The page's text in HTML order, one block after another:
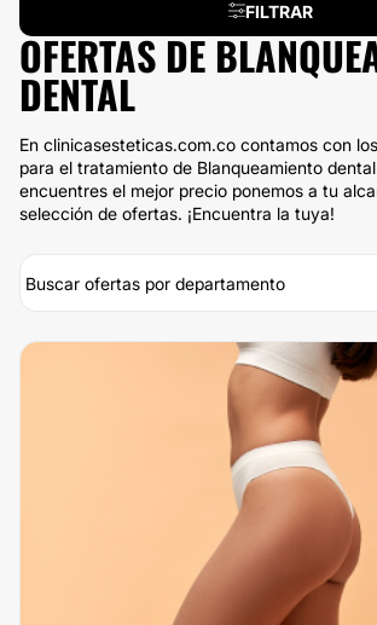
FILTRAR
OFERTAS DE
DENTAL
En clinicasesteticas.com.co contamos con
para el tratamiento de Blanqueamiento
encuentres el mejor precio ponemos a tu
selección de ofertas. ¡Encuentra la tuya!